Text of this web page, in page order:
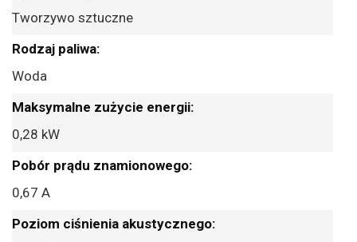
Tworzywo sztuczne
Woda
0,28 kW
0,67 A